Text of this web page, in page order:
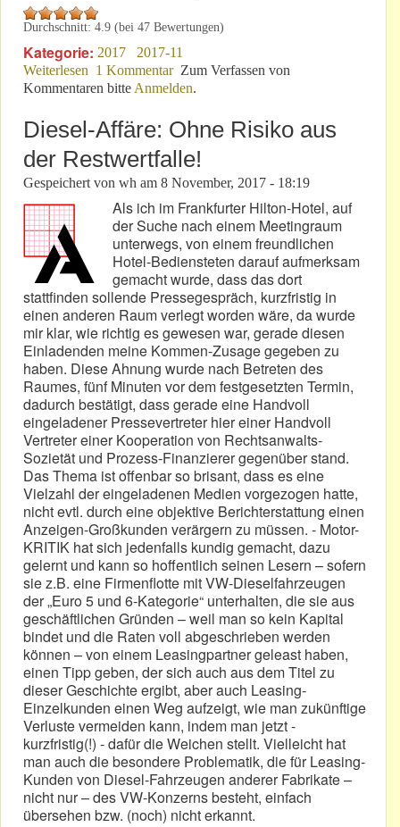
Durchschnitt: 4.9 (bei 47 Bewertungen)
Kategorie: 2017
2017-11
Weiterlesen über Ist der „Faktor Mensch“ bedeutungslos
geworden?
1 Kommentar Zum Verfassen von
Kommentaren bitte Anmelden.
Diesel-Affäre: Ohne Risiko aus
der Restwertfalle!
Gespeichert von wh am 8 November, 2017 - 18:19
Als ich im Frankfurter Hilton-Hotel, auf
der Suche nach einem Meetingraum
unterwegs, von einem freundlichen
Hotel-Bediensteten darauf aufmerksam
gemacht wurde, dass das dort
stattfinden sollende Pressegespräch, kurzfristig in
einen anderen Raum verlegt worden wäre, da wurde
mir klar, wie richtig es gewesen war, gerade diesen
Einladenden meine Kommen-Zusage gegeben zu
haben. Diese Ahnung wurde nach Betreten des
Raumes, fünf Minuten vor dem festgesetzten Termin,
dadurch bestätigt, dass gerade eine Handvoll
eingeladener Pressevertreter hier einer Handvoll
Vertreter einer Kooperation von Rechtsanwalts-
Sozietät und Prozess-Finanzierer gegenüber stand.
Das Thema ist offenbar so brisant, dass es eine
Vielzahl der eingeladenen Medien vorgezogen hatte,
nicht evtl. durch eine objektive Berichterstattung einen
Anzeigen-Großkunden verärgern zu müssen. - Motor-
KRITIK hat sich jedenfalls kundig gemacht, dazu
gelernt und kann so hoffentlich seinen Lesern – sofern
sie z.B. eine Firmenflotte mit VW-Dieselfahrzeugen
der „Euro 5 und 6-Kategorie“ unterhalten, die sie aus
geschäftlichen Gründen – weil man so kein Kapital
bindet und die Raten voll abgeschrieben werden
können – von einem Leasingpartner geleast haben,
einen Tipp geben, der sich auch aus dem Titel zu
dieser Geschichte ergibt, aber auch Leasing-
Einzelkunden einen Weg aufzeigt, wie man zukünftige
Verluste vermeiden kann, indem man jetzt -
kurzfristig(!) - dafür die Weichen stellt. Vielleicht hat
man auch die besondere Problematik, die für Leasing-
Kunden von Diesel-Fahrzeugen anderer Fabrikate –
nicht nur – des VW-Konzerns besteht, einfach
übersehen bzw. (noch) nicht erkannt.